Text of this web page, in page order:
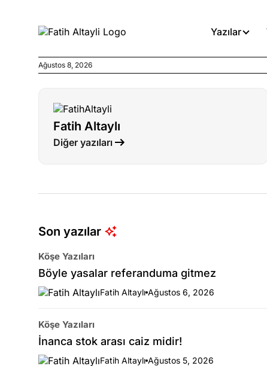
Yazılar
Türkiye’den niye umutlu
Ağustos 8, 2026
Fatih Altaylı
Diğer yazıları
Son yazılar
Köşe Yazıları
Böyle yasalar referanduma gitmez
Fatih Altaylı Ağustos 6, 2026
Köşe Yazıları
İnanca stok arası caiz midir!
Fatih Altaylı Ağustos 5, 2026